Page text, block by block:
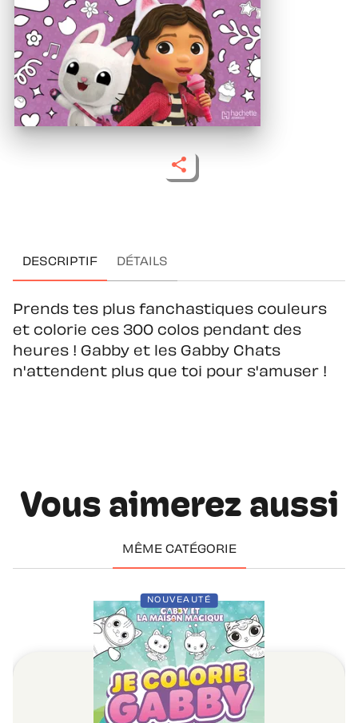
DESCRIPTIF DÉTAILS
Prends tes plus fanchastiques couleurs
et colorie ces 300 colos pendant des
heures ! Gabby et les Gabby Chats
n'attendent plus que toi pour s'amuser !
Vous aimerez aussi
MÊME CATÉGORIE
NOUVEAUTÉ